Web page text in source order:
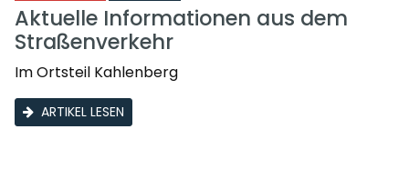
Aktuelle Informationen aus dem
Straßenverkehr
Im Ortsteil Kahlenberg
ARTIKEL LESEN